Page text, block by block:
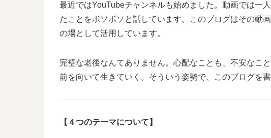
最近ではYouTubeチャンネルも始めました。動画では一
たことをボソボソと話しています。このブログはその動
の場として活用しています。
完璧な老後なんてありません。心配なことも、不安なこ
前を向いて生きていく。そういう姿勢で、このブログを
【４つのテーマについて】